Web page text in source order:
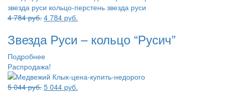
4 784руб. Первоначальная
составляла
4
784 руб..
4 784 руб.
784 руб..
Звезда Руси – кольцо “Русич”
Подробнее
Распродажа!
5 044руб. Первоначальная
5 044 руб.